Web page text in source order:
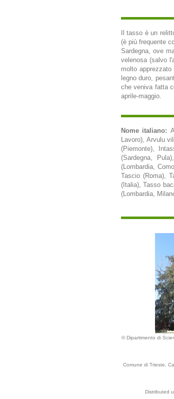
Il tasso è un
(è più frequente
Sardegna, ove
velenosa (salvo
molto
legno duro,
che veniva fatta
aprile-maggio.
Nome italiano:
Lavoro), Arvulu
(Piemonte),
(Sardegna,
(Lombardia,
Tascio (Roma),
(Italia), Tasso
(Lombardia,
© Dipartimento di
Comune di Trieste,
Distributed